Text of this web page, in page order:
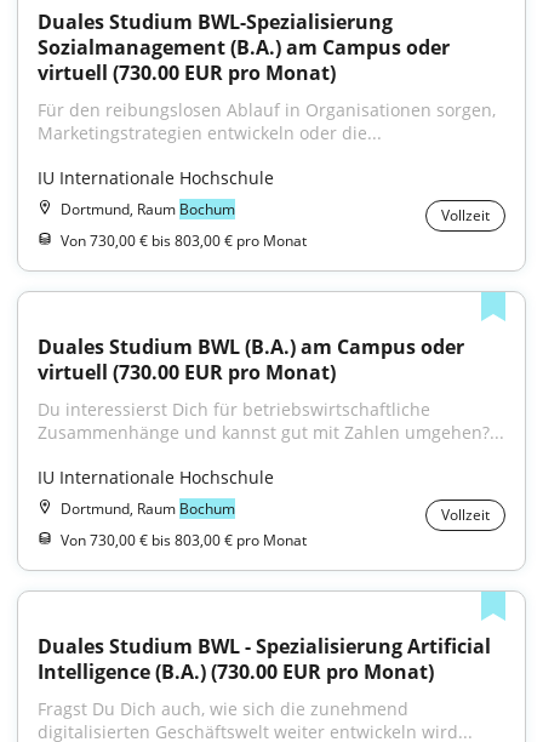
Duales Studium BWL-Spezialisierung
Sozialmanagement (B.A.) am Campus oder
virtuell (730.00 EUR pro Monat)
Für den reibungslosen Ablauf in Organisationen sorgen,
Marketingstrategien entwickeln oder die...
IU Internationale Hochschule
Dortmund, Raum Bochum
Vollzeit
Von 730,00 € bis 803,00 € pro Monat
Duales Studium BWL (B.A.) am Campus oder
virtuell (730.00 EUR pro Monat)
Du interessierst Dich für betriebswirtschaftliche
Zusammenhänge und kannst gut mit Zahlen umgehen?...
IU Internationale Hochschule
Dortmund, Raum Bochum
Vollzeit
Von 730,00 € bis 803,00 € pro Monat
Duales Studium BWL - Spezialisierung Artificial
Intelligence (B.A.) (730.00 EUR pro Monat)
Fragst Du Dich auch, wie sich die zunehmend
digitalisierten Geschäftswelt weiter entwickeln wird...